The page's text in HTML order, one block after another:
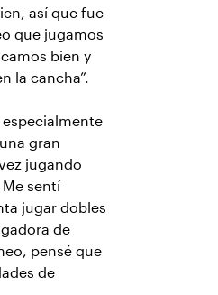
así que fue
que jugamos
bien y
la cancha”.
especialmente
gran
jugando
sentí
jugar dobles
de
pensé que
de